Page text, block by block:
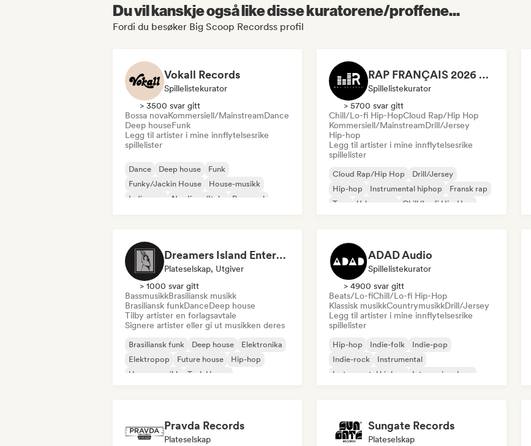
Du vil kanskje også like disse kuratorene/proffene...
Fordi du besøker Big Scoop Recordss profil
Vokall Records
Spillelistekurator
> 3500 svar gitt
Bossa novaKommersiell/MainstreamDance
Deep houseFunk
Legg til artister i mine innflytelsesrike
spillelister
Dance Deep house
Funk
Funky/Jackin House
House-musikk
Indie-pop
Nu-disco/Italo Pop-soul
RAP FRANÇAIS 2026 🔥🇫🇷 (Way Records)
Spillelistekurator
> 5700 svar gitt
Chill/Lo-fi Hip-HopCloud Rap/Hip Hop
Kommersiell/MainstreamDrill/Jersey
Hip-hop
Legg til artister i mine innflytelsesrike
spillelister
Cloud Rap/Hip Hop
Drill/Jersey
Hip-hop
Instrumental hiphop
Fransk rap
Trap
Urban pop Chill/Lo-fi Hip-Hop
Dreamers Island Entertainment
Plateselskap, Utgiver
> 1000 svar gitt
BassmusikkBrasiliansk musikk
Brasiliansk funkDanceDeep house
Tilby artister en forlagsavtale
Signere artister eller gi ut musikken deres
Brasiliansk funk Deep house
Elektronika
Elektropop
Future house
Hip-hop
House-musikk
Tech House
ADAD Audio
Spillelistekurator
> 4900 svar gitt
Beats/Lo-fiChill/Lo-fi Hip-Hop
Klassisk musikkCountrymusikkDrill/Jersey
Legg til artister i mine innflytelsesrike
spillelister
Hip-hop Indie-folk
Indie-pop
Indie-rock
Instrumental
Instrumental hiphop
Internasjonal rap
Pravda Records
Plateselskap
Sungate Records
Plateselskap